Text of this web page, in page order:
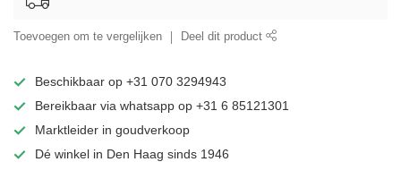
Toevoegen om te vergelijken Deel dit product
Beschikbaar op +31 070 3294943
Bereikbaar via whatsapp op +31 6 85121301
Marktleider in goudverkoop
Dé winkel in Den Haag sinds 1946